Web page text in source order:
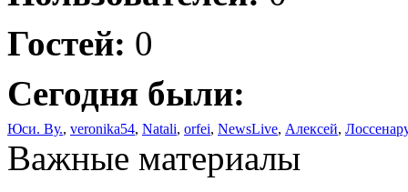
Гостей: 0
Сегодня были:
Юси. Ву., veronika54, Natali, orfei, NewsLive, Алексей,
Важные материалы